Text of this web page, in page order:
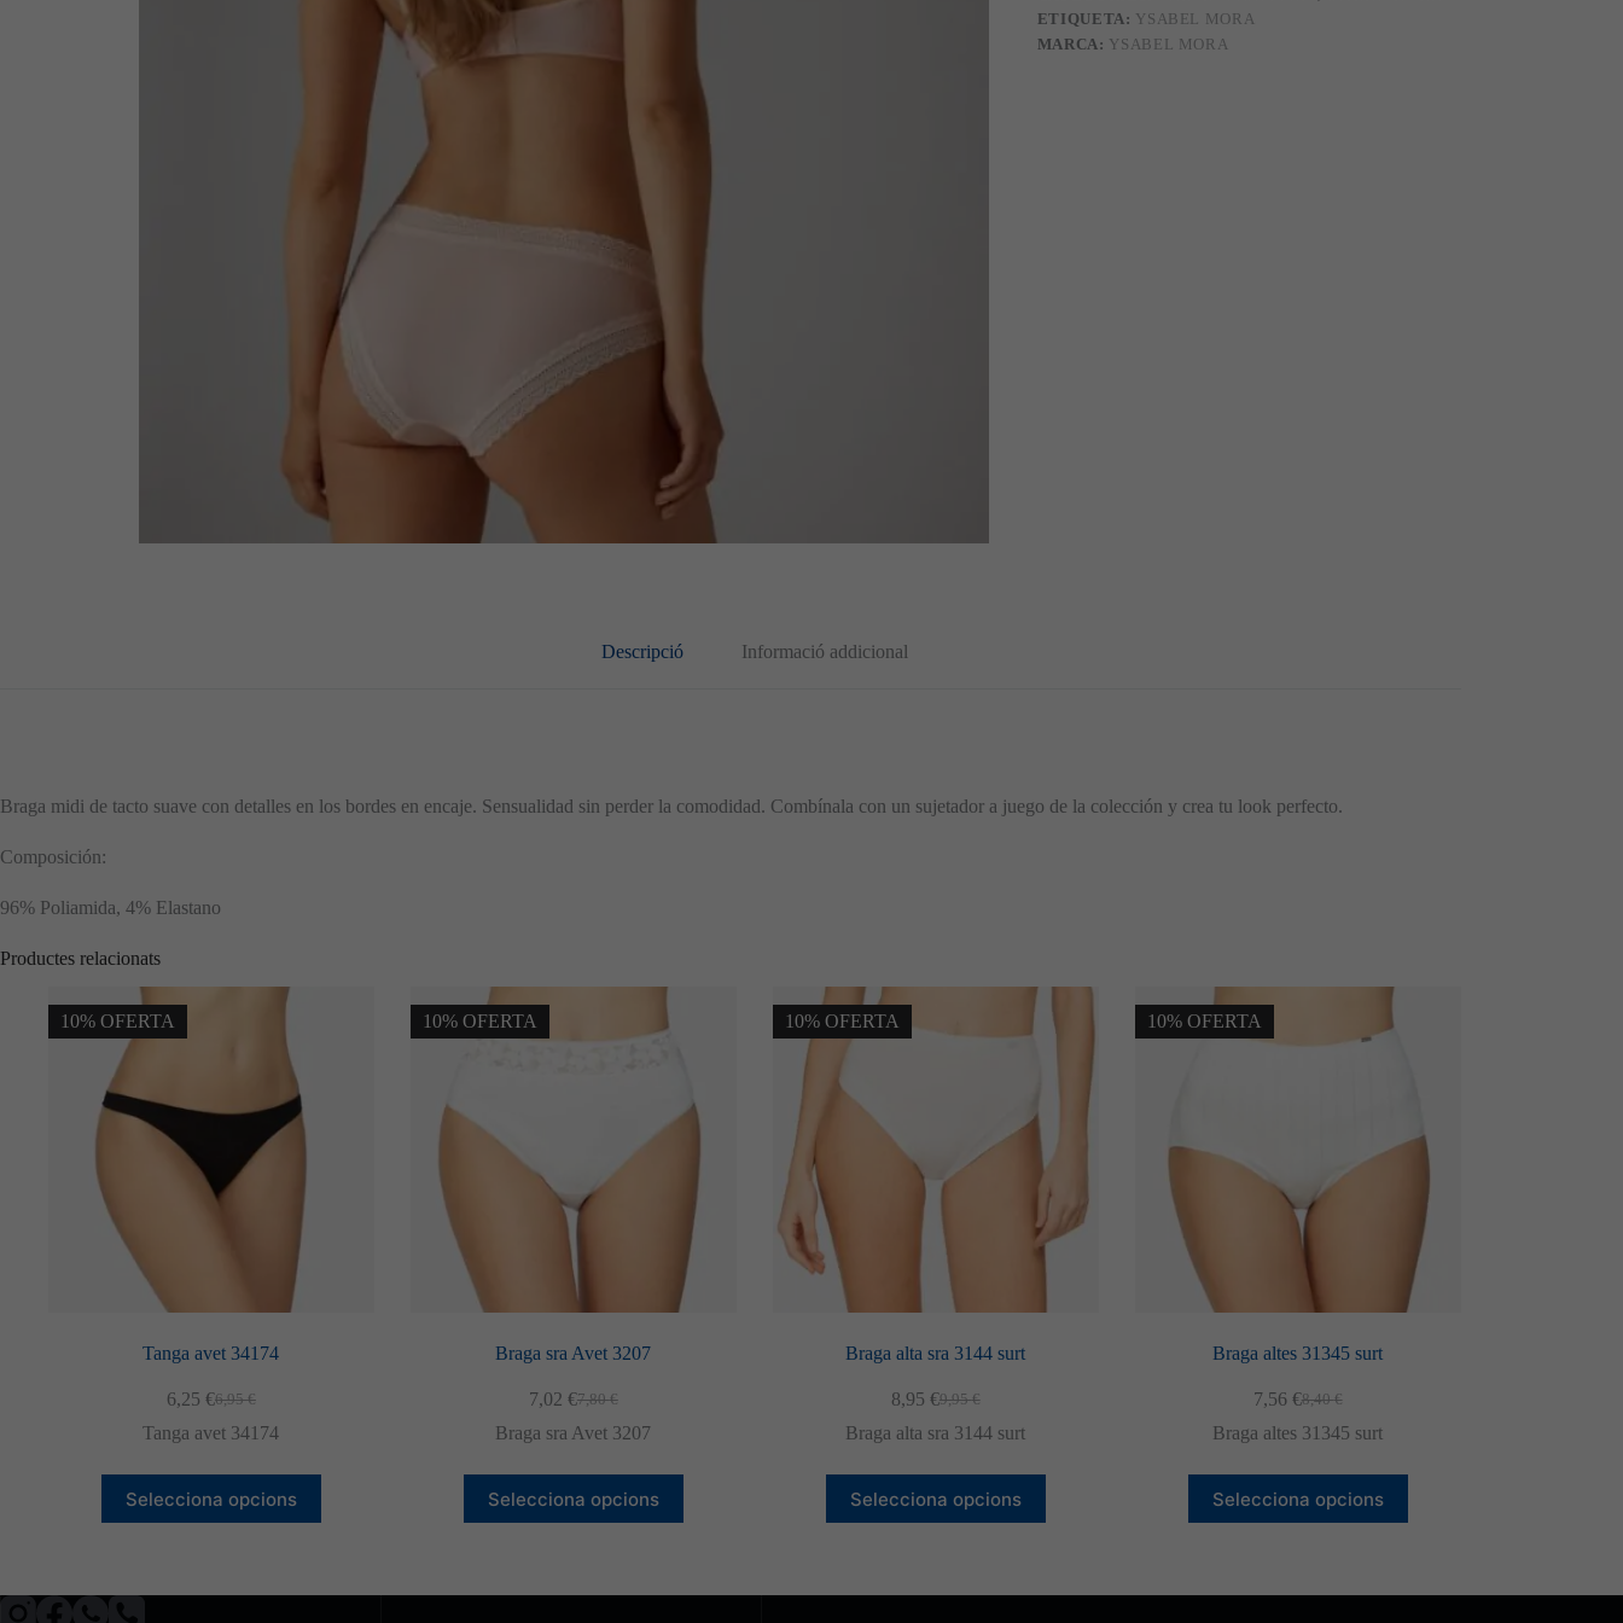
ETIQUETA: YSABEL MORA
MARCA: YSABEL MORA
Descripció Informació addicional
Braga midi de tacto suave con detalles en los bordes en encaje. Sensualidad sin perder la comodidad. Combínala con un sujetador a juego de la colección y crea tu look perfecto.
Composición:
96% Poliamida, 4% Elastano
Productes relacionats
10% OFERTA
Tanga avet 34174
6,95€
El
preu
era:
6,95 €.
6,25 €El
preu
és:
6,25 €.
Tanga avet 34174
Selecciona opcions
producte
té
Les
10% OFERTA
Braga sra Avet 3207
7,80€
El
preu
era:
7,80 €.
7,02 €El
preu
és:
7,02 €.
Braga sra Avet 3207
Selecciona opcions
producte
té
Les
10% OFERTA
Braga alta sra 3144 surt
9,95€
El
preu
era:
9,95 €.
8,95 €El
preu
és:
8,95 €.
Braga alta sra 3144 surt
Selecciona opcions
producte
té
Les
10% OFERTA
Braga altes 31345 surt
8,40€
El
preu
era:
8,40 €.
7,56 €El
preu
és:
7,56 €.
Braga altes 31345 surt
Selecciona opcions
producte
té
Les